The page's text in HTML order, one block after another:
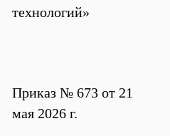
технологий»
Приказ № 673 от 21
мая 2026 г.